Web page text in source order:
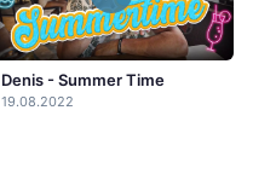
Denis - Summer Time
19.08.2022